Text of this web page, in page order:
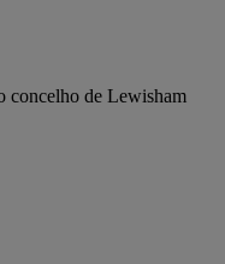
concelho de Lewisham